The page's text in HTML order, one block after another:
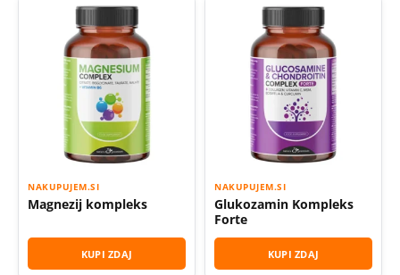
NAKUPUJEM.SI
Magnezij kompleks
KUPI ZDAJ
NAKUPUJEM.SI
Glukozamin Kompleks
Forte
KUPI ZDAJ